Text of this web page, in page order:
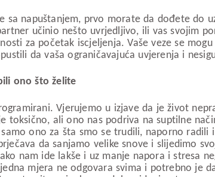
sa napuštanjem, prvo morate da dođete do
učinio nešto uvrjedljivo, ili vas svojim
za početak iscjeljenja. Vaše veze se
da vaša ograničavajuća uvjerenja i
ono što želite
Vjerujemo u izjave da je život
toksično, ali ono nas podriva na suptilne
ono za šta smo se trudili, naporno
da sanjamo velike snove i slijedimo
nam ide lakše i uz manje napora i stresa
mjera ne odgovara svima i potrebno je